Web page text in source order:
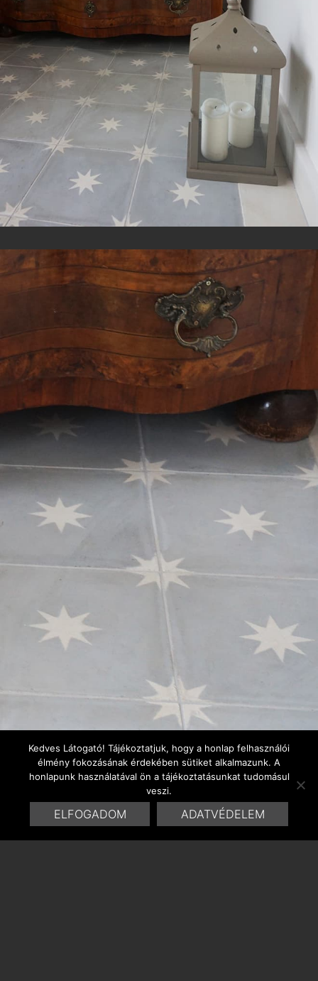
Kedves Látogató! Tájékoztatjuk, hogy a honlap felhasználói
élmény fokozásának érdekében sütiket alkalmazunk. A
honlapunk használatával ön a tájékoztatásunkat tudomásul
veszi.
ELFOGADOM ADATVÉDELEM